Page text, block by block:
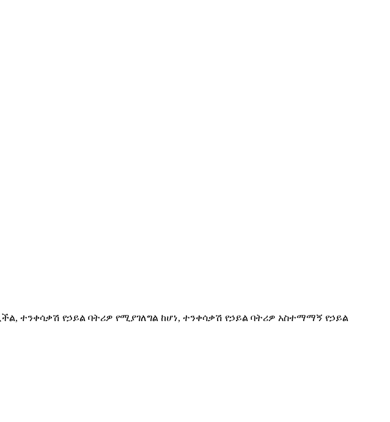
ተንቀሳቃሽ የኃይል ባትሪዎ የሚያገለግል ከሆነ, ተንቀሳቃሽ የኃይል ባትሪዎ አስተማማኝ የኃይል